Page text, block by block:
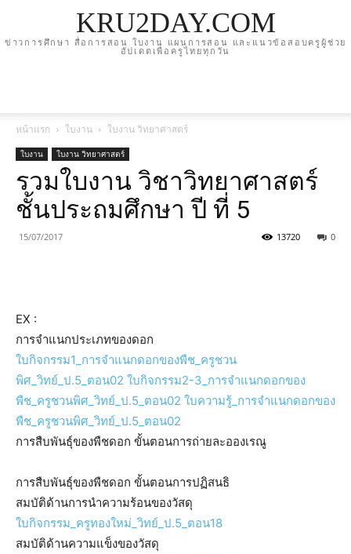
KRU2DAY.COM
ข่าวการศึกษา สื่อการสอน ใบงาน แผนการสอน และแนวข้อสอบครูผู้ช่วย
อัปเดตเพื่อครูไทยทุกวัน
หน้าแรก ใบงาน ใบงาน วิทยาศาสตร์
ใบงาน ใบงาน วิทยาศาสตร์
รวมใบงาน วิชาวิทยาศาสตร์
ชั้นประถมศึกษา ปี ที่ 5
15/07/2017 0
13720
EX :
การจำแนกประเภทของดอก
ใบกิจกรรม1_การจำแนกดอกของพืช_ครูชวน
พิศ_วิทย์_ป.5_ตอน02 ใบกิจกรรม2-3_การจำแนกดอกของ
พืช_ครูชวนพิศ_วิทย์_ป.5_ตอน02 ใบความรู้_การจำแนกดอกของ
พืช_ครูชวนพิศ_วิทย์_ป.5_ตอน02
การสืบพันธุ์ของพืชดอก ขั้นตอนการถ่ายละอองเรณู
การสืบพันธุ์ของพืชดอก ขั้นตอนการปฏิสนธิ
สมบัติด้านการนำความร้อนของวัสดุ
ใบกิจกรรม_ครูทองใหม่_วิทย์_ป.5_ตอน18
สมบัติด้านความแข็งของวัสดุ